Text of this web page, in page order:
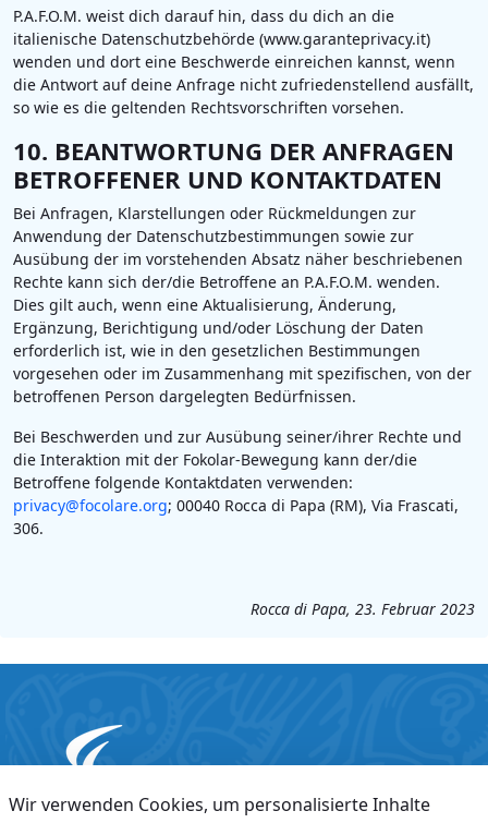
P.A.F.O.M. weist dich darauf hin, dass du dich an die
italienische Datenschutzbehörde (www.garanteprivacy.it)
wenden und dort eine Beschwerde einreichen kannst, wenn
die Antwort auf deine Anfrage nicht zufriedenstellend ausfällt,
so wie es die geltenden Rechtsvorschriften vorsehen.
10. BEANTWORTUNG DER ANFRAGEN
BETROFFENER UND KONTAKTDATEN
Bei Anfragen, Klarstellungen oder Rückmeldungen zur
Anwendung der Datenschutzbestimmungen sowie zur
Ausübung der im vorstehenden Absatz näher beschriebenen
Rechte kann sich der/die Betroffene an P.A.F.O.M. wenden.
Dies gilt auch, wenn eine Aktualisierung, Änderung,
Ergänzung, Berichtigung und/oder Löschung der Daten
erforderlich ist, wie in den gesetzlichen Bestimmungen
vorgesehen oder im Zusammenhang mit spezifischen, von der
betroffenen Person dargelegten Bedürfnissen.
Bei Beschwerden und zur Ausübung seiner/ihrer Rechte und
die Interaktion mit der Fokolar-Bewegung kann der/die
Betroffene folgende Kontaktdaten verwenden:
privacy@focolare.org; 00040 Rocca di Papa (RM), Via Frascati,
306.
Rocca di Papa, 23. Februar 2023
Wir verwenden Cookies, um personalisierte Inhalte